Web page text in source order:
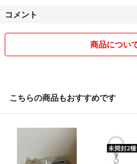
努力はしておりますが多少のご迷惑
周りの方がご不快になる様な言動
こちらも最短での発送をさせていた
到着後の評価を早めにいただければ
自己中な方が何名かいらっしゃいま
当たり前のことを当たり前に出来る
コメント
商品につい
こちらの商品もおすすめです